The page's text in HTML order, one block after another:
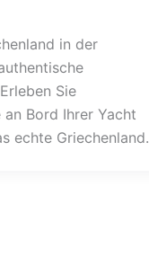
in der
Sie
Bord Ihrer Yacht
echte Griechenland.